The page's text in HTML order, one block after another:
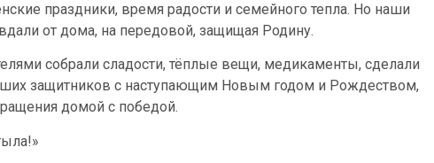
праздники, время радости и семейного тепла. Но наши
от дома, на передовой, защищая Родину.
собрали сладости, тёплые вещи, медикаменты, сделали
защитников с наступающим Новым годом и Рождеством,
домой с победой.